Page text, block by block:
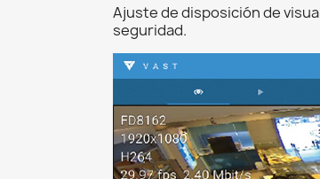
Ajuste de disposición de
seguridad.